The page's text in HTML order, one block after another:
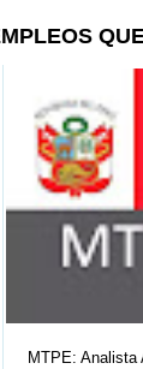
MTPE: Analista